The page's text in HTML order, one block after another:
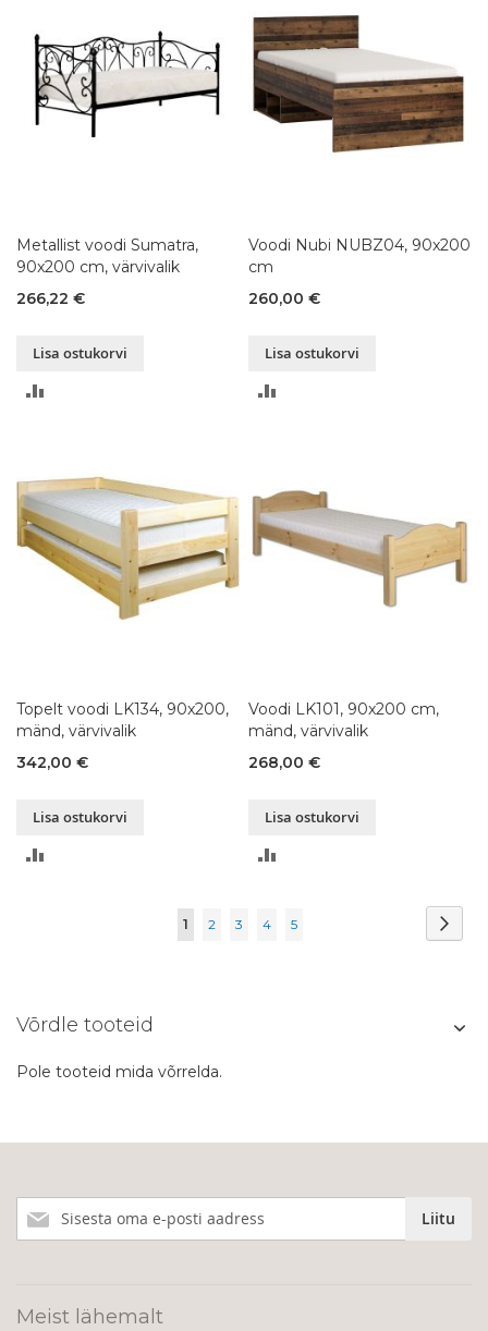
Metallist voodi Sumatra,
90x200 cm, värvivalik
266,22 €
Lisa ostukorvi
Voodi Nubi NUBZ04, 90x200
cm
260,00 €
Lisa ostukorvi
Topelt voodi LK134, 90x200,
mänd, värvivalik
342,00 €
Lisa ostukorvi
Voodi LK101, 90x200 cm,
mänd, värvivalik
268,00 €
Lisa ostukorvi
Page
You're
1 Page
2 Page
3 Page
4 Page
5
Võrdle tooteid
Pole tooteid mida võrrelda.
meie
Liitu
Meist lähemalt